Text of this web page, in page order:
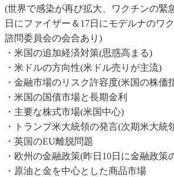
(世界で感染が再び拡大、ワクチンの緊
日にファイザー＆17日にモデルナのワ
諮問委員会の会合あり)
・米国の追加経済対策(思惑高まる)
・米ドルの方向性(米ドル売りが主流)
・金融市場のリスク許容度(米国の株価
・米国の国債市場と長期金利
・主要な株式市場(米国中心)
・トランプ米大統領の発言(次期米大統
・英国のEU離脱問題
・欧州の金融政策(昨日10日に金融政策
・原油と金を中心とした商品市場